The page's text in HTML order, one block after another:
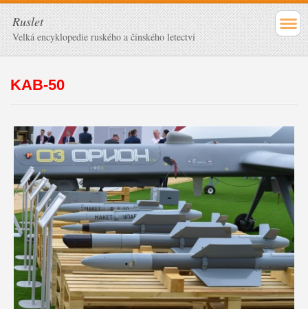
Ruslet
Velká encyklopedie ruského a čínského letectví
KAB-50